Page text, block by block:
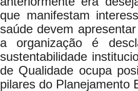
que manifestam
saúde devem
a organização é
sustentabilidade
de Qualidade ocupa
pilares do Planejamento